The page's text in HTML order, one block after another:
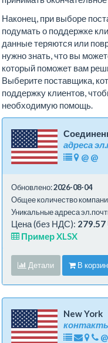
Наконец, при выборе
подумать о поддержке
данные теряются или
нужно знать, что вы
который поможет вам
Выберите поставщика,
поддержку клиентов,
необходимую помощь.
адреса
@ @
Обновлено:2026-08-04
Общее количество
Уникальные адреса
Цена (без НДС): 279.57
Пример XLSX
Детали В
New York
@